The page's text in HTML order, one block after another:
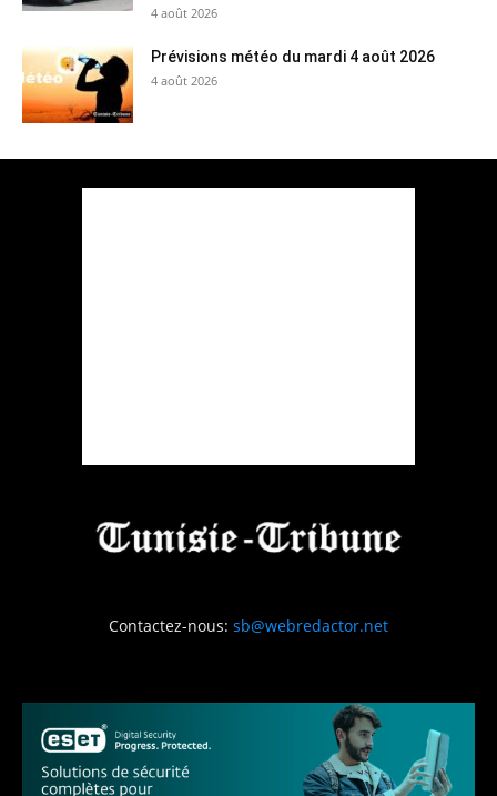
4 août 2026
Prévisions météo du mardi 4 août 2026
4 août 2026
Contactez-nous: sb@webredactor.net